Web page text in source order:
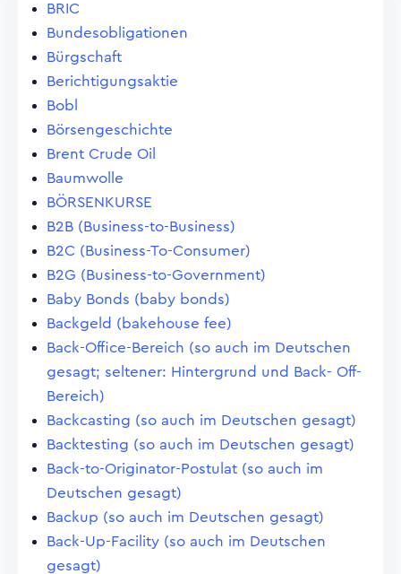
BRIC
Bundesobligationen
Bürgschaft
Berichtigungsaktie
Bobl
Börsengeschichte
Brent Crude Oil
Baumwolle
BÖRSENKURSE
B2B (Business-to-Business)
B2C (Business-To-Consumer)
B2G (Business-to-Government)
Baby Bonds (baby bonds)
Backgeld (bakehouse fee)
Back-Office-Bereich (so auch im Deutschen
gesagt; seltener: Hintergrund und Back- Off-
Bereich)
Backcasting (so auch im Deutschen gesagt)
Backtesting (so auch im Deutschen gesagt)
Back-to-Originator-Postulat (so auch im
Deutschen gesagt)
Backup (so auch im Deutschen gesagt)
Back-Up-Facility (so auch im Deutschen
gesagt)